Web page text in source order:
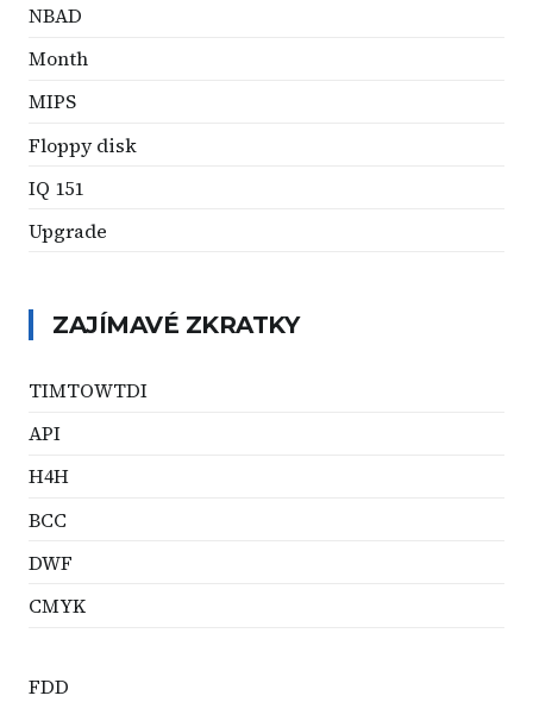
NBAD
Month
MIPS
Floppy disk
IQ 151
Upgrade
ZAJÍMAVÉ ZKRATKY
TIMTOWTDI
API
H4H
BCC
DWF
CMYK
FDD